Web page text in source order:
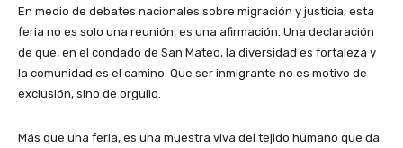
En medio de debates nacionales sobre migración y justicia, esta
feria no es solo una reunión, es una afirmación. Una declaración
de que, en el condado de San Mateo, la diversidad es fortaleza y
la comunidad es el camino. Que ser inmigrante no es motivo de
exclusión, sino de orgullo.
Más que una feria, es una muestra viva del tejido humano que da